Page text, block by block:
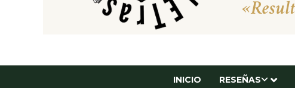
INICIO RESEÑAS